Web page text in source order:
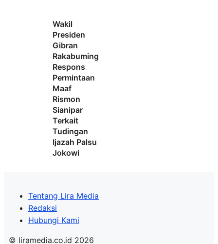
Wakil
Presiden
Gibran
Rakabuming
Respons
Permintaan
Maaf
Rismon
Sianipar
Terkait
Tudingan
Ijazah Palsu
Jokowi
Tentang Lira Media
Redaksi
Hubungi Kami
© liramedia.co.id 2026